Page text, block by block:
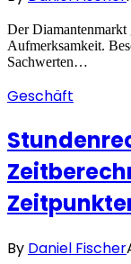
Der Diamantenmarkt
Aufmerksamkeit.
Sachwerten…
Geschäft
By Daniel Fischer